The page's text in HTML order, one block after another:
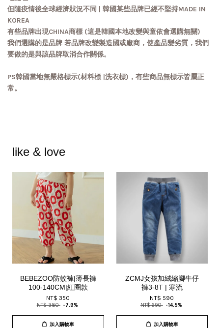
但隨疫情後全球經濟狀況不同 | 韓國某些品牌已經不堅持MADE IN
KOREA
有些品牌出現CHINA商標 (這是韓國本地改變與童依會選購無關)
我們選購的是品牌 若品牌改變製造國或廠商，使產品變劣質，我們
要做的是與該品牌取消合作關係。
PS韓國當地無嚴格標示(材料標 |洗衣標)，有些商品無標示皆屬正
常。
like & love
BEBEZOO防蚊褲|薄長褲
100-140CM|紅圈款
NT$ 350
NT$ 380 -7.9%
加入購物車
ZCMJ女孩加絨縮腳牛仔
褲3-8T | 寒流
NT$ 590
NT$ 690 -14.5%
加入購物車